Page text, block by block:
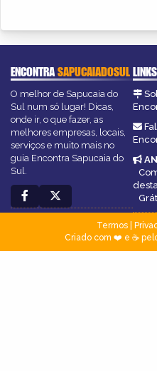
ENCONTRASAPUCAIADOSUL
O melhor de Sapucaia do
Sul num só lugar! Dicas,
onde ir, o que fazer, as
melhores empresas, locais,
serviços e muito mais no
guia Encontra Sapucaia do
Sul.
Termos|
Criado com ❤️ e ☕